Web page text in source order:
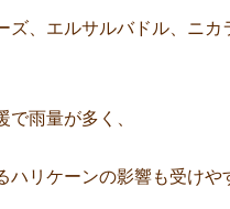
、エルサルバドル、ニカ
雨量が多く、
リケーンの影響も受けや